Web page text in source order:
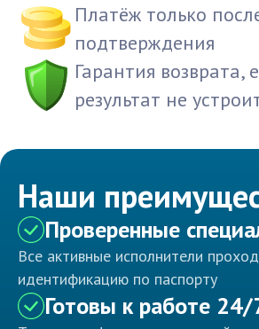
Платёж только
подтверждения
Гарантия возврата,
результат не
Наши
Проверенные
Все активные исполнители
идентификацию по паспорту
Готовы к работе 24/